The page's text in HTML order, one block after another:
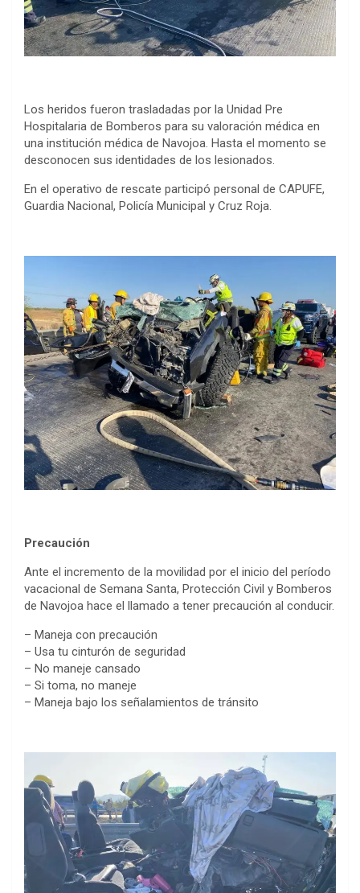
Los heridos fueron trasladadas por la Unidad Pre
Hospitalaria de Bomberos para su valoración médica en
una institución médica de Navojoa. Hasta el momento se
desconocen sus identidades de los lesionados.
En el operativo de rescate participó personal de CAPUFE,
Guardia Nacional, Policía Municipal y Cruz Roja.
Precaución
Ante el incremento de la movilidad por el inicio del período
vacacional de Semana Santa, Protección Civil y Bomberos
de Navojoa hace el llamado a tener precaución al conducir.
– Maneja con precaución
– Usa tu cinturón de seguridad
– No maneje cansado
– Si toma, no maneje
– Maneja bajo los señalamientos de tránsito